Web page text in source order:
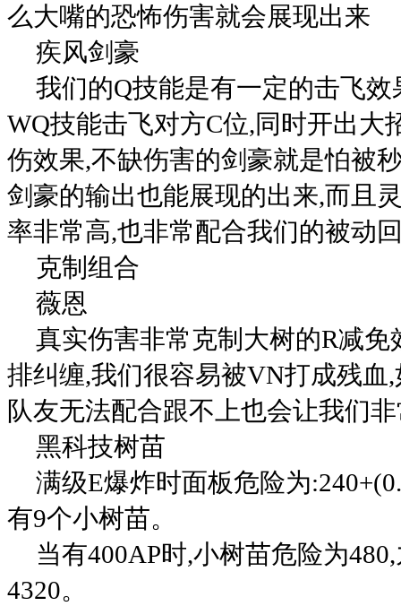
么大嘴的恐怖伤害就会展现出来
疾风剑豪
我们的Q技能是有一定的击飞
WQ技能击飞对方C位,同时开出大
伤效果,不缺伤害的剑豪就是怕被
剑豪的输出也能展现的出来,而且
率非常高,也非常配合我们的被动
克制组合
薇恩
真实伤害非常克制大树的R减
排纠缠,我们很容易被VN打成残血
队友无法配合跟不上也会让我们
黑科技树苗
满级E爆炸时面板危险为
有9个小树苗。
当有400AP时,小树苗危险为
4320。